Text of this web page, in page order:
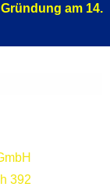
am 14.
392